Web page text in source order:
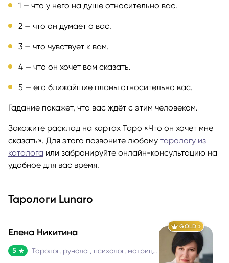
1 — что у него на душе относительно вас.
2 — что он думает о вас.
3 — что чувствует к вам.
4 — что он хочет вам сказать.
5 — его ближайшие планы относительно вас.
Гадание покажет, что вас ждёт с этим человеком.
Закажите расклад на картах Таро «Что он хочет мне
сказать». Для этого позвоните любому тарологу из
каталога или забронируйте онлайн-консультацию на
удобное для вас время.
Тарологи Lunaro
GOLD
Елена Никитина
5 Таролог, рунолог, психолог, матрица судьбы